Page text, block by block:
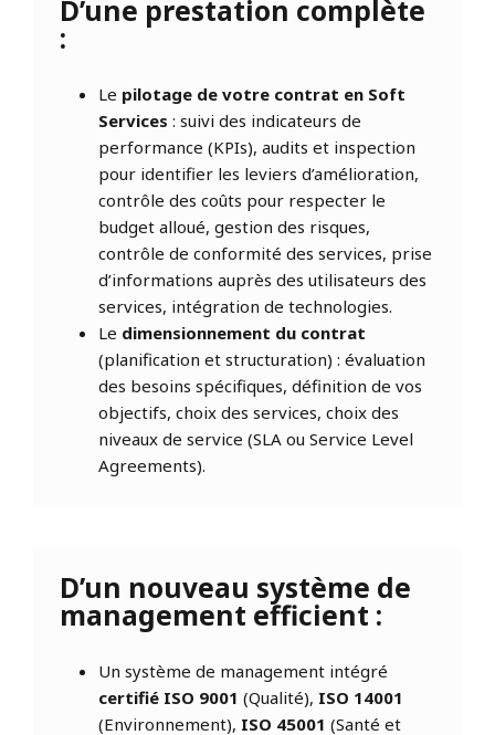
D’une prestation complète
:
Le pilotage de votre contrat en Soft
Services : suivi des indicateurs de
performance (KPIs), audits et inspection
pour identifier les leviers d’amélioration,
contrôle des coûts pour respecter le
budget alloué, gestion des risques,
contrôle de conformité des services, prise
d’informations auprès des utilisateurs des
services, intégration de technologies.
Le dimensionnement du contrat
(planification et structuration) : évaluation
des besoins spécifiques, définition de vos
objectifs, choix des services, choix des
niveaux de service (SLA ou Service Level
Agreements).
D’un nouveau système de
management efficient :
Un système de management intégré
certifié ISO 9001 (Qualité), ISO 14001
(Environnement), ISO 45001 (Santé et